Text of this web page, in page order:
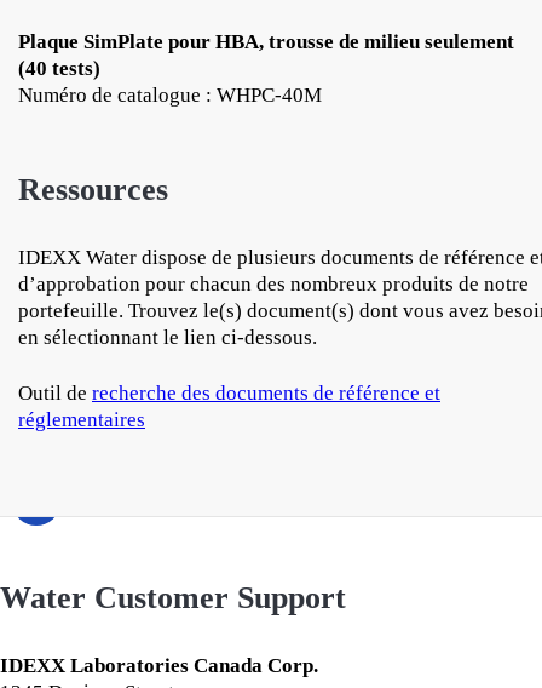
Plaque SimPlate pour HBA, trousse de milieu seulement
(40 tests)
Numéro de catalogue : WHPC-40M
Ressources
IDEXX Water dispose de plusieurs documents de référence
d’approbation pour chacun des nombreux produits de notre
portefeuille. Trouvez le(s) document(s) dont vous avez
en sélectionnant le lien ci-dessous.
Outil de recherche des documents de référence et
réglementaires
Water Customer Support
IDEXX Laboratories Canada Corp.